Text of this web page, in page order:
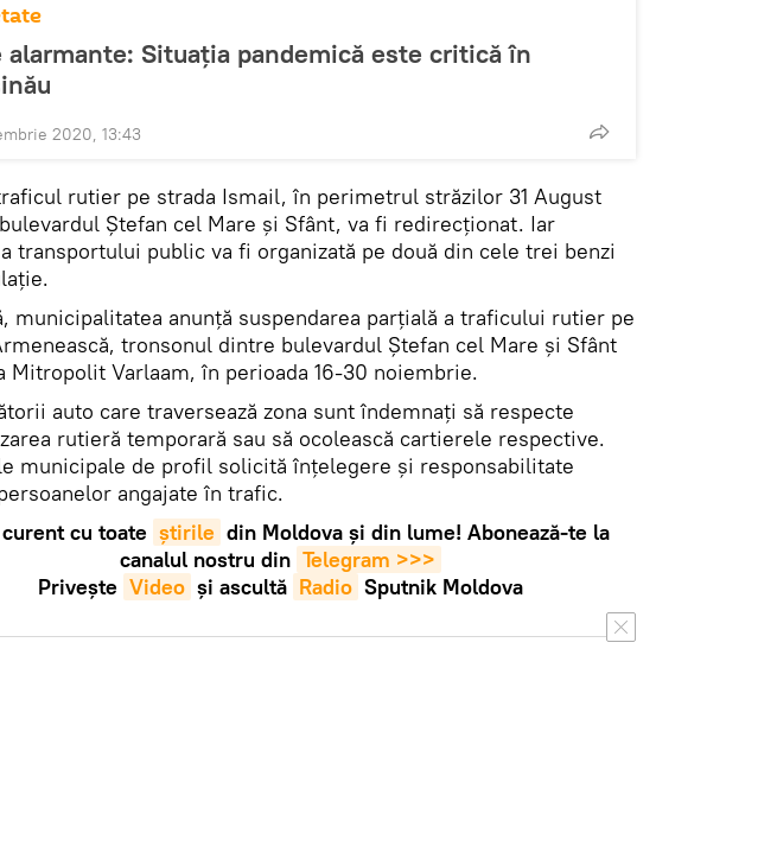
alarmante: Situația pandemică este critică în
2020, 13:43
rutier pe strada Ismail, în perimetrul străzilor 31 August
Ștefan cel Mare și Sfânt, va fi redirecționat. Iar
transportului public va fi organizată pe două din cele trei benzi
municipalitatea anunță suspendarea parțială a traficului rutier pe
tronsonul dintre bulevardul Ștefan cel Mare și Sfânt
Mitropolit Varlaam, în perioada 16-30 noiembrie.
auto care traversează zona sunt îndemnați să respecte
rutieră temporară sau să ocolească cartierele respective.
municipale de profil solicită înțelegere și responsabilitate
angajate în trafic.
cu toate știrile din Moldova și din lume! Abonează-te la
canalul nostru din Telegram >>>
Privește Video și ascultă Radio Sputnik Moldova